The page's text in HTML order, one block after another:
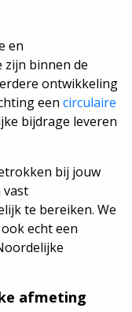
en
binnen de
ontwikkeling
een circulaire
bijdrage leveren
bij jouw
vast
te bereiken. We
echt een
afmeting